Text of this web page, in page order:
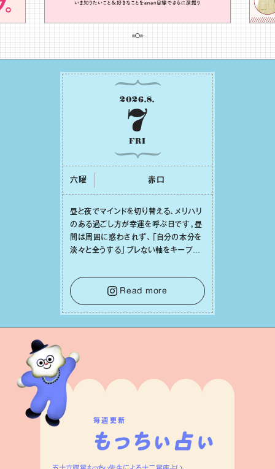
2026.8.
7
FRI
六曜 ⾚⼝
昼と夜でマインドを切り替える、メリハリ
のある過ごし⽅が幸運を呼ぶ⽇です。昼
間は周囲に惑わされず、「⾃分の本分を
淡々と全うする」ブレない軸をキープし
⾔葉に流されないよう、⼼にしっかりブ
レーキをかけること。この意識の切り替
えが、あなたに確かな安⼼感をもたらす
はずです。
Read more
毎週更新